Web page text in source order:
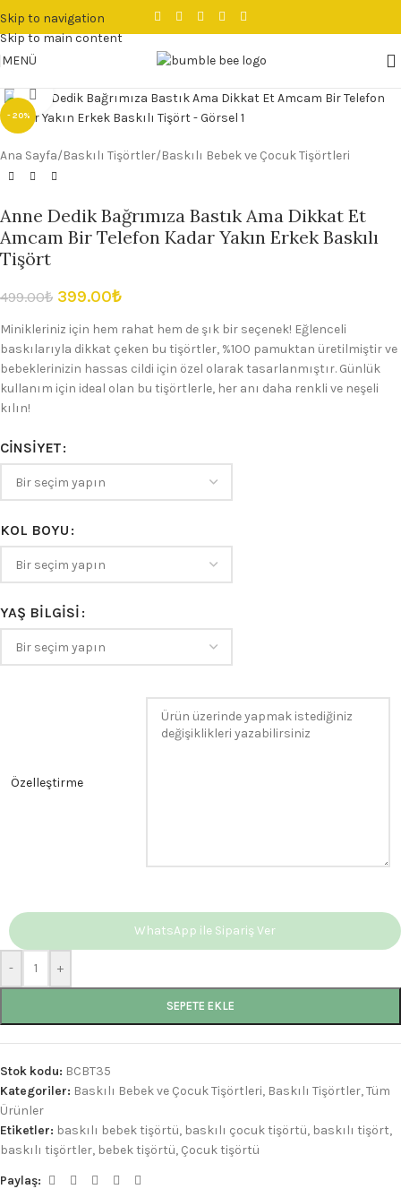
Skip to navigation
Skip to main content
MENÜ
- 20%
Büyütmek için tıklayın
Ana Sayfa/Baskılı Tişörtler/Baskılı Bebek ve Çocuk Tişörtleri
Anne Dedik Bağrımıza Bastık Ama Dikkat Et
Amcam Bir Telefon Kadar Yakın Erkek Baskılı
Tişört
499.00₺ 399.00₺
Minikleriniz için hem rahat hem de şık bir seçenek! Eğlenceli
baskılarıyla dikkat çeken bu tişörtler, %100 pamuktan üretilmiştir ve
bebeklerinizin hassas cildi için özel olarak tasarlanmıştır. Günlük
kullanım için ideal olan bu tişörtlerle, her anı daha renkli ve neşeli
kılın!
CINSIYET
KOL BOYU
YAŞ BILGISI
Özelleştirme
- +
SEPETE EKLE
WhatsApp ile Sipariş Ver
Stok kodu: BCBT35
Kategoriler: Baskılı Bebek ve Çocuk Tişörtleri, Baskılı Tişörtler,Tüm
Ürünler
Etiketler: baskılı bebek tişörtü, baskılı çocuk tişörtü, baskılı tişört,
baskılı tişörtler, bebek tişörtü, Çocuk tişörtü
Paylaş: